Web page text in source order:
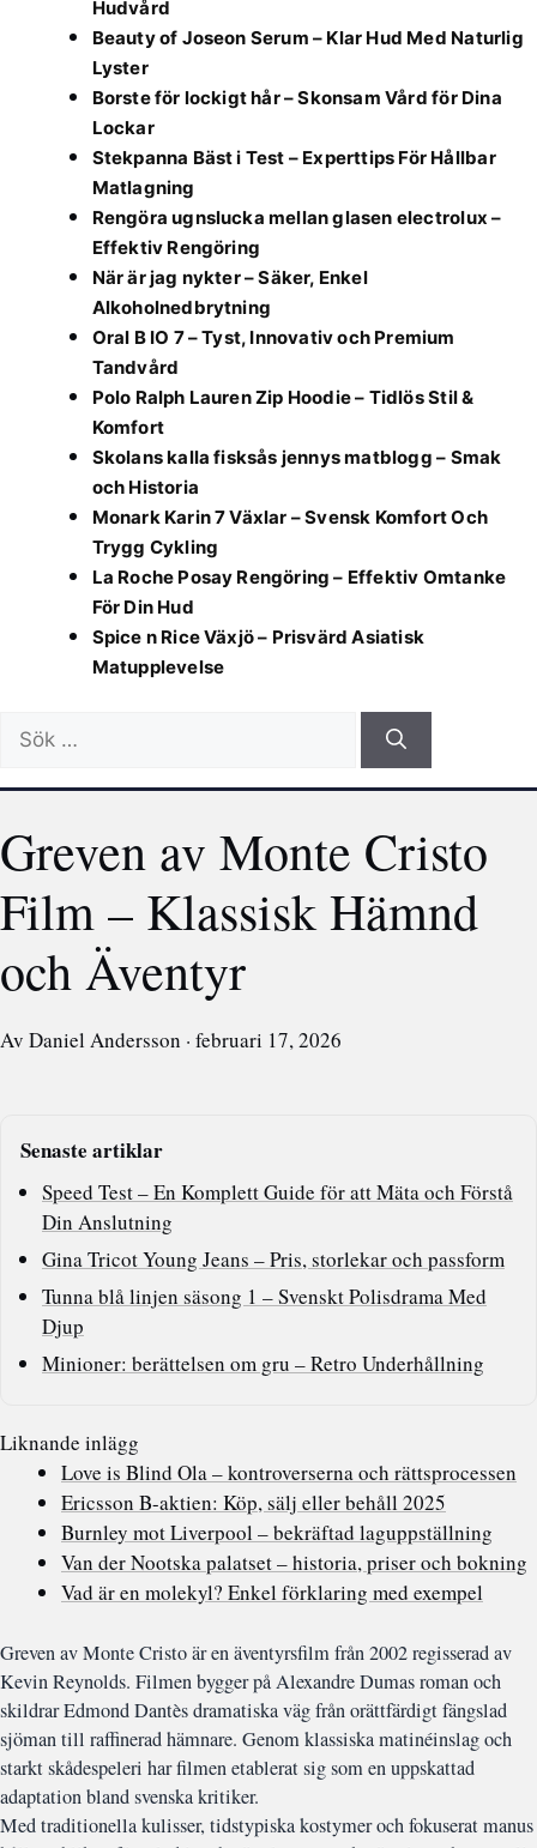
Hudvård
Beauty of Joseon Serum – Klar Hud Med Naturlig
Lyster
Borste för lockigt hår – Skonsam Vård för Dina
Lockar
Stekpanna Bäst i Test – Experttips För Hållbar
Matlagning
Rengöra ugnslucka mellan glasen electrolux –
Effektiv Rengöring
När är jag nykter – Säker, Enkel
Alkoholnedbrytning
Oral B IO 7 – Tyst, Innovativ och Premium
Tandvård
Polo Ralph Lauren Zip Hoodie – Tidlös Stil &
Komfort
Skolans kalla fisksås jennys matblogg – Smak
och Historia
Monark Karin 7 Växlar – Svensk Komfort Och
Trygg Cykling
La Roche Posay Rengöring – Effektiv Omtanke
För Din Hud
Spice n Rice Växjö – Prisvärd Asiatisk
Matupplevelse
Sök
efter:
Greven av Monte Cristo
Film – Klassisk Hämnd
och Äventyr
Av Daniel Andersson · februari 17, 2026
Senaste artiklar
Speed Test – En Komplett Guide för att Mäta och Förstå
Din Anslutning
Gina Tricot Young Jeans – Pris, storlekar och passform
Tunna blå linjen säsong 1 – Svenskt Polisdrama Med
Djup
Minioner: berättelsen om gru – Retro Underhållning
Liknande inlägg
Love is Blind Ola – kontroverserna och rättsprocessen
Ericsson B-aktien: Köp, sälj eller behåll 2025
Burnley mot Liverpool – bekräftad laguppställning
Van der Nootska palatset – historia, priser och bokning
Vad är en molekyl? Enkel förklaring med exempel
Greven av Monte Cristo är en äventyrsfilm från 2002 regisserad av
Kevin Reynolds. Filmen bygger på Alexandre Dumas roman och
skildrar Edmond Dantès dramatiska väg från orättfärdigt fängslad
sjöman till raffinerad hämnare. Genom klassiska matinéinslag och
starkt skådespeleri har filmen etablerat sig som en uppskattad
adaptation bland svenska kritiker.
Med traditionella kulisser, tidstypiska kostymer och fokuserat manus